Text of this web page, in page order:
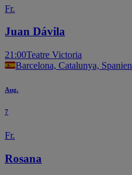
Fr.
Juan Dávila
21:00Teatre Victoria
Barcelona, Catalunya, Spanien
Aug.
7
Fr.
Rosana